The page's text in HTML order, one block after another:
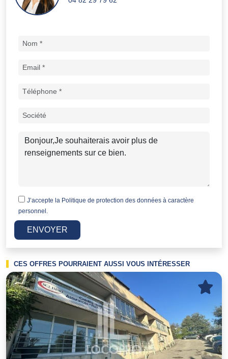
J’accepte la Politique de protection des données à caractère
personnel.
ENVOYER
CES OFFRES POURRAIENT AUSSI VOUS INTÉRESSER